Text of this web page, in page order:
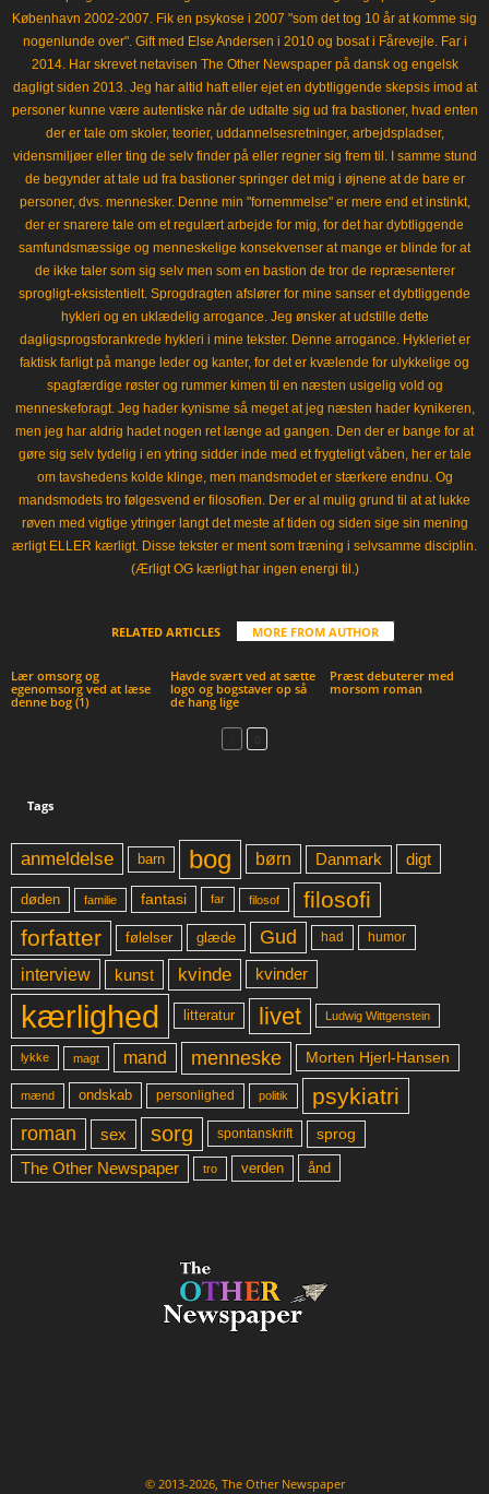
København 2002-2007. Fik en psykose i 2007 "som det tog 10 år at komme sig
nogenlunde over". Gift med Else Andersen i 2010 og bosat i Fårevejle. Far i
2014. Har skrevet netavisen The Other Newspaper på dansk og engelsk
dagligt siden 2013. Jeg har altid haft eller ejet en dybtliggende skepsis imod at
personer kunne være autentiske når de udtalte sig ud fra bastioner, hvad enten
der er tale om skoler, teorier, uddannelsesretninger, arbejdspladser,
vidensmiljøer eller ting de selv finder på eller regner sig frem til. I samme stund
de begynder at tale ud fra bastioner springer det mig i øjnene at de bare er
personer, dvs. mennesker. Denne min "fornemmelse" er mere end et instinkt,
der er snarere tale om et regulært arbejde for mig, for det har dybtliggende
samfundsmæssige og menneskelige konsekvenser at mange er blinde for at
de ikke taler som sig selv men som en bastion de tror de repræsenterer
sprogligt-eksistentielt. Sprogdragten afslører for mine sanser et dybtliggende
hykleri og en uklædelig arrogance. Jeg ønsker at udstille dette
dagligsprogsforankrede hykleri i mine tekster. Denne arrogance. Hykleriet er
faktisk farligt på mange leder og kanter, for det er kvælende for ulykkelige og
spagfærdige røster og rummer kimen til en næsten usigelig vold og
menneskeforagt. Jeg hader kynisme så meget at jeg næsten hader kynikeren,
men jeg har aldrig hadet nogen ret længe ad gangen. Den der er bange for at
gøre sig selv tydelig i en ytring sidder inde med et frygteligt våben, her er tale
om tavshedens kolde klinge, men mandsmodet er stærkere endnu. Og
mandsmodets tro følgesvend er filosofien. Der er al mulig grund til at at lukke
røven med vigtige ytringer langt det meste af tiden og siden sige sin mening
ærligt ELLER kærligt. Disse tekster er ment som træning i selvsamme disciplin.
(Ærligt OG kærligt har ingen energi til.)
RELATED ARTICLES MORE FROM AUTHOR
Lær omsorg og
egenomsorg ved at læse
denne bog (1)
Havde svært ved at sætte
logo og bogstaver op så
de hang lige
Præst debuterer med
morsom roman
Tags
anmeldelse barn bog børn Danmark digt
døden familie fantasi far filosof
filosofi
forfatter
følelser glæde Gud had humor
interview kunst kvinde kvinder
kærlighed litteratur livet Ludwig Wittgenstein
lykke magt mand menneske Morten Hjerl-Hansen
mænd ondskab personlighed politik psykiatri
roman sex sorg spontanskrift sprog
The Other Newspaper tro verden ånd
© 2013-2026, The Other Newspaper